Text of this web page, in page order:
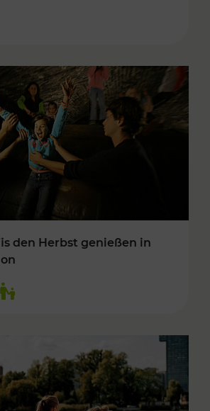
den Herbst genießen in